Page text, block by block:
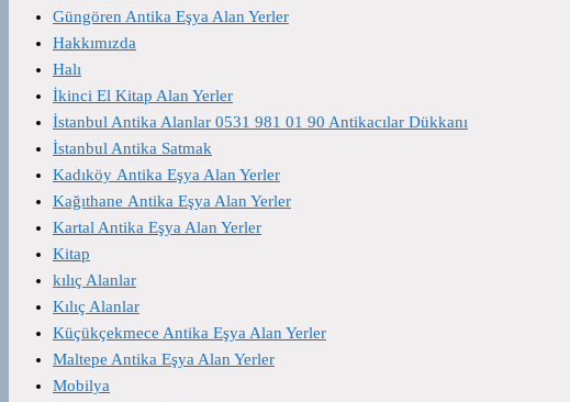
Güngören Antika Eşya Alan Yerler
Hakkımızda
Halı
İkinci El Kitap Alan Yerler
İstanbul Antika Alanlar 0531 981 01 90 Antikacılar Dükkanı
İstanbul Antika Satmak
Kadıköy Antika Eşya Alan Yerler
Kağıthane Antika Eşya Alan Yerler
Kartal Antika Eşya Alan Yerler
Kitap
kılıç Alanlar
Kılıç Alanlar
Küçükçekmece Antika Eşya Alan Yerler
Maltepe Antika Eşya Alan Yerler
Mobilya